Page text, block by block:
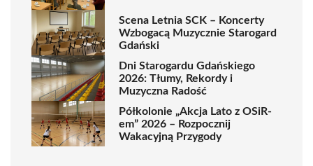
Scena Letnia SCK – Koncerty
Wzbogacą Muzycznie Starogard
Gdański
Dni Starogardu Gdańskiego
2026: Tłumy, Rekordy i
Muzyczna Radość
Półkolonie „Akcja Lato z OSiR-
em” 2026 – Rozpocznij
Wakacyjną Przygody